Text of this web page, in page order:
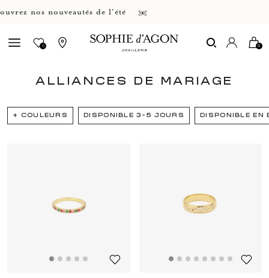
nos nouveautés de l'été
0 0
ALLIANCES DE MARIAGE
+ COULEURS DISPONIBLE 3-5 JOURS DISPONIBLE EN